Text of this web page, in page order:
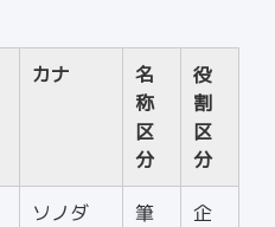
カナ
名
称
区
分
役
割
区
分
ソノダ
筆
企